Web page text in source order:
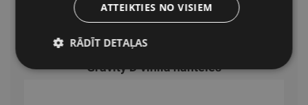
Gravity D vinila hanteles
ATTEIKTIES NO VISIEM
RĀDĪT DETAĻAS